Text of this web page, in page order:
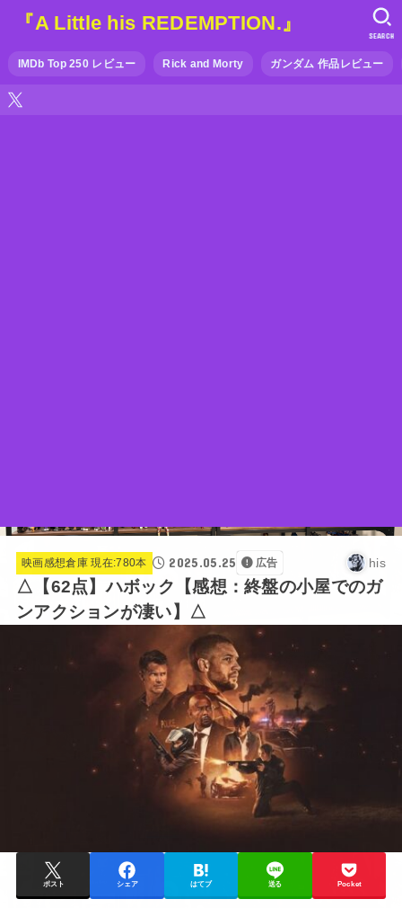
『A Little his REDEMPTION.』
IMDb Top 250 レビュー Rick and Morty ガンダム 作品レビュー
SEARCH
映画感想倉庫 現在:780本 2025.05.25 広告 his
△【62点】ハボック【感想：終盤の小屋でのガ
ンアクションが凄い】△
ポスト シェア はてブ 送る Pocket